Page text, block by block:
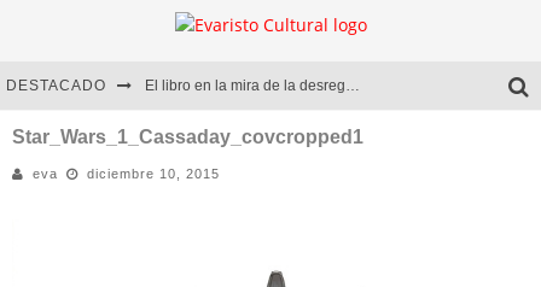
DESTACADO El libro en la mira de la desregulación
Marcelo Rubio | El llovedor
Diego Meret | Hotel Acapulco
Star_Wars_1_Cassaday_covcropped1
eva diciembre 10, 2015